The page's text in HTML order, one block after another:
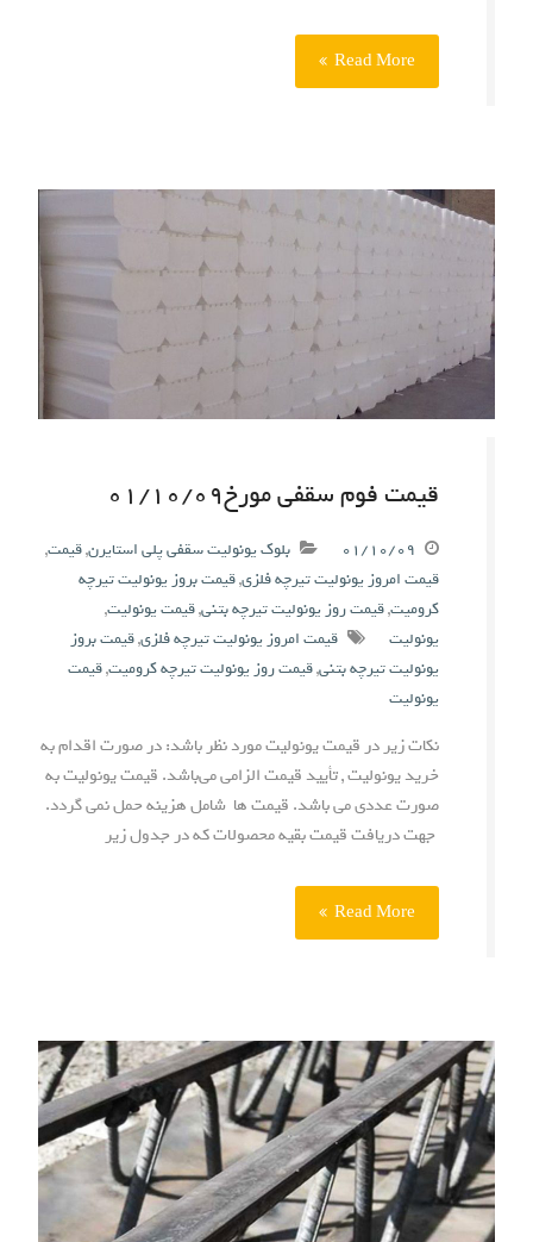
Read More
قیمت فوم سقفی مورخ۰۱/۱۰/۰۹
۰۱/۱۰/۰۹ بلوک یونولیت سقفی پلی استایرن,قیمت,
قیمت امروز یونولیت تیرچه فلزی,قیمت بروز یونولیت تیرچه
کرومیت,قیمت روز یونولیت تیرچه بتنی,قیمت یونولیت,
یونولیت
قیمت امروز یونولیت تیرچه فلزی,قیمت بروز
یونولیت تیرچه بتنی,قیمت روز یونولیت تیرچه کرومیت,قیمت
یونولیت
نکات زیر در قیمت یونولیت مورد نظر باشد: در صورت اقدام به
خرید یونولیت , تأیید قیمت الزامی می‌باشد. قیمت یونولیت به
صورت عددی می باشد. قیمت ها شامل هزینه حمل نمی گردد.
جهت دریافت قیمت بقیه محصولات که در جدول زیر
Read More